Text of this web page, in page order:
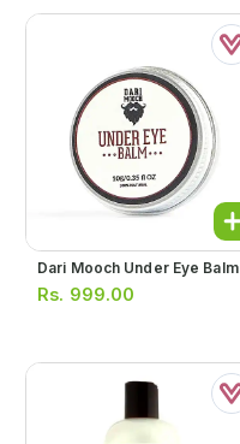
Dari Mooch Under Eye Balm
Rs. 999.00